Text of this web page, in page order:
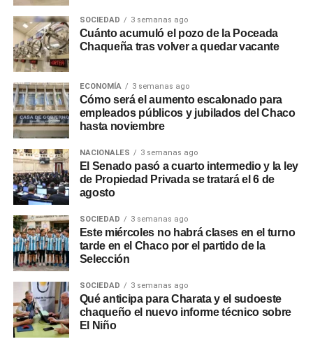
acompañamiento que integraban el equipo de trabajo.
Desde los gremios estatales señalan que la
disolución afecta la preservación del patrimonio
musical y la formación de nuevos talentos en la
Organizaciones vinculadas a laactividad coral
expresaron surechazo a la medida e iniciaron
reuniones para evaluar presentaciones judiciales o
administrativas. Por el momento, las autoridades
nacionales confirmaron que los compromisos fijados en
la agenda oficial del elenco para la segunda mitad del
año quedan cancelados.
Para seguir informado sobre las decisiones de política
nacional y los debates de
Política
que impactan en las
provincias, podés revisar las
en el sitio.
SOCIEDAD 3 semanas ago
Cuánto acumuló el pozo de la Poceada
Chaqueña tras volver a quedar vacante
ECONOMÍA 3 semanas ago
Cómo será el aumento escalonado para
empleados públicos y jubilados del Chaco
hasta noviembre
NACIONALES 3 semanas ago
El Senado pasó a cuarto intermedio y la ley
de Propiedad Privada se tratará el 6 de
agosto
SOCIEDAD 3 semanas ago
Este miércoles no habrá clases en el turno
tarde en el Chaco por el partido de la
Selección
SOCIEDAD 3 semanas ago
Qué anticipa para Charata y el sudoeste
chaqueño el nuevo informe técnico sobre
El Niño